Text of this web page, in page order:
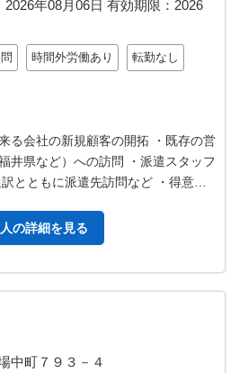
2026年08月06日 有効期限： 2026
時間外労働あり 転勤なし
る会社の新規顧客の開拓 ・既存の営
井県など）への訪問 ・派遣スタッフ
とともに派遣先訪問など ・得意先
の詳細を見る
場中町７９３－４